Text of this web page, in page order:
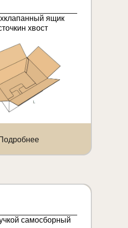
ящик
хвост
самосборный